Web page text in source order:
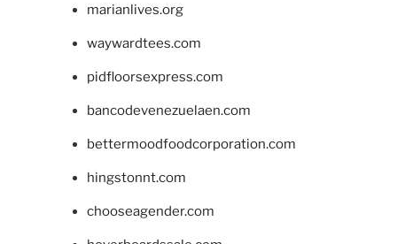
marianlives.org
waywardtees.com
pidfloorsexpress.com
bancodevenezuelaen.com
bettermoodfoodcorporation.com
hingstonnt.com
chooseagender.com